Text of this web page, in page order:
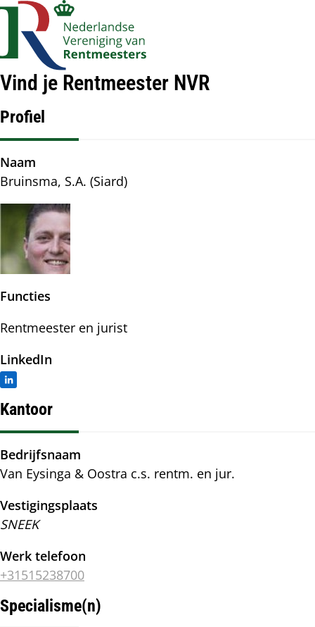
Vind je Rentmeester NVR
Profiel
Naam
Bruinsma, S.A. (Siard)
Afbeelding
Functies
Rentmeester en jurist
LinkedIn
Kantoor
Bedrijfsnaam
Van Eysinga & Oostra c.s. rentm. en jur.
Vestigingsplaats
SNEEK
Werk telefoon
+31515238700
Specialisme(n)